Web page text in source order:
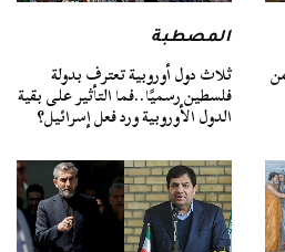
المصطبة
ثلاث دول أوروبية تعترف بدولة
فلسطين رسميًا..فما التأثير على بقية
الدول الأوروبية ورد فعل إسرائيل؟